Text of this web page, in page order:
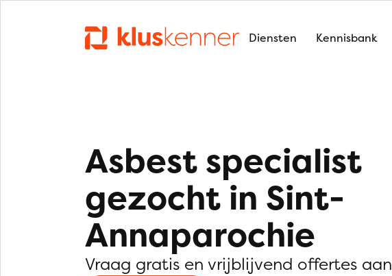
Diensten Kennisbank
Asbest specialist
gezocht in Sint-
Annaparochie
Vraag gratis en vrijblijvend offertes aan